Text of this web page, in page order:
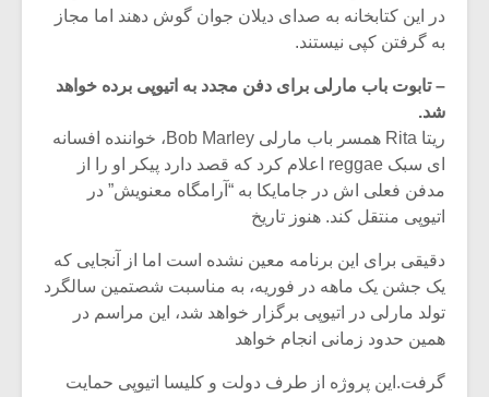
در این کتابخانه به صدای دیلان جوان گوش دهند اما مجاز
به گرفتن کپی نیستند.
– تابوت باب مارلی برای دفن مجدد به اتیوپی برده خواهد
شد.
ریتا Rita همسر باب مارلی Bob Marley، خواننده افسانه
ای سبک reggae اعلام کرد که قصد دارد پیکر او را از
مدفن فعلی اش در جامایکا به “آرامگاه معنویش” در
اتیوپی منتقل کند. هنوز تاریخ
دقیقی برای این برنامه معین نشده است اما از آنجایی که
یک جشن یک ماهه در فوریه، به مناسبت شصتمین سالگرد
تولد مارلی در اتیوپی برگزار خواهد شد، این مراسم در
همین حدود زمانی انجام خواهد
گرفت.این پروژه از طرف دولت و کلیسا اتیوپی حمایت
میکلوش روژا
یادداشتی بر موسیقی
متن فیلم «متری
شیش و نیم»
مشهورترین باشی،
بدنام ترین باش
موریس ژار
دوره
موسیقی